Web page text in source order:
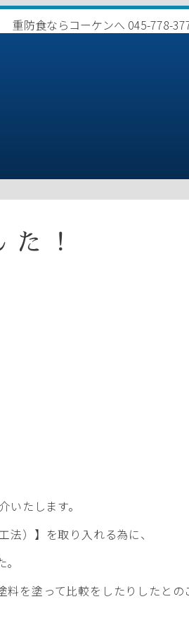
た！
たします。
）】を取り入れる為に、
を塗って比較をしたりしたとの